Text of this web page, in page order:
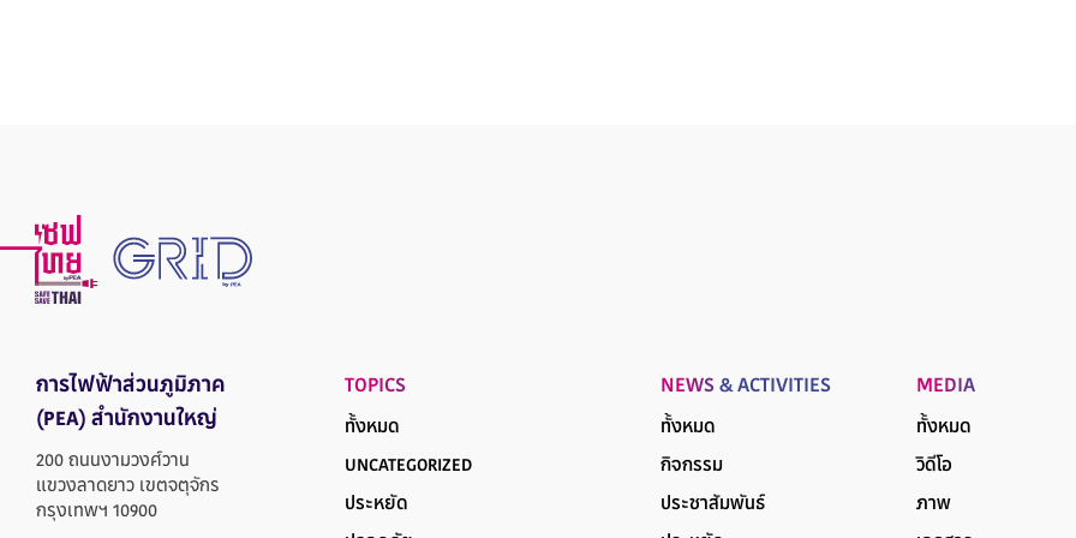
การไฟฟ้าส่วนภูมิภาค
(PEA) สำนักงานใหญ่
200 ถนนงามวงศ์วาน
แขวงลาดยาว เขตจตุจักร
กรุงเทพฯ 10900
TOPICS
ทั้งหมด
UNCATEGORIZED
ประหยัด
NEWS & ACTIVITIES
ทั้งหมด
กิจกรรม
ประชาสัมพันธ์
MEDIA
ทั้งหมด
วิดีโอ
ภาพ